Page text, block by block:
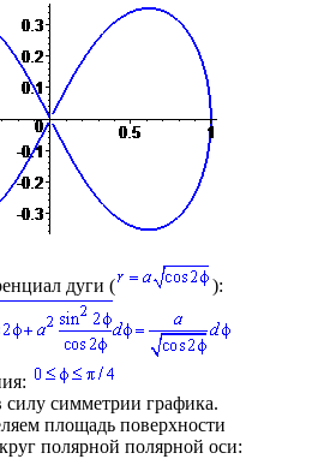
дуги ( ):
силу симметрии графика.
площадь поверхности
полярной полярной оси: